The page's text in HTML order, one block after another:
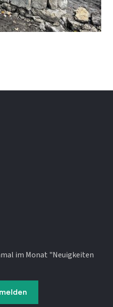
im Monat "Neuigkeiten